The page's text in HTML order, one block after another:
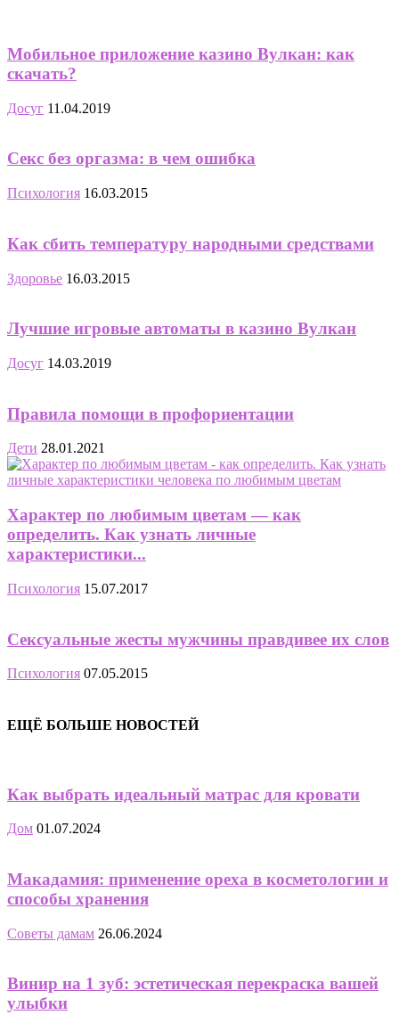
Мобильное приложение казино Вулкан: как
скачать?
Досуг 11.04.2019
Секс без оргазма: в чем ошибка
Психология 16.03.2015
Как сбить температуру народными средствами
Здоровье 16.03.2015
Лучшие игровые автоматы в казино Вулкан
Досуг 14.03.2019
Правила помощи в профориентации
Дети 28.01.2021
Характер по любимым цветам — как
определить. Как узнать личные
характеристики...
Психология 15.07.2017
Сексуальные жесты мужчины правдивее их слов
Психология 07.05.2015
ЕЩЁ БОЛЬШЕ НОВОСТЕЙ
Как выбрать идеальный матрас для кровати
Дом 01.07.2024
Макадамия: применение ореха в косметологии и
способы хранения
Советы дамам 26.06.2024
Винир на 1 зуб: эстетическая перекраска вашей
улыбки